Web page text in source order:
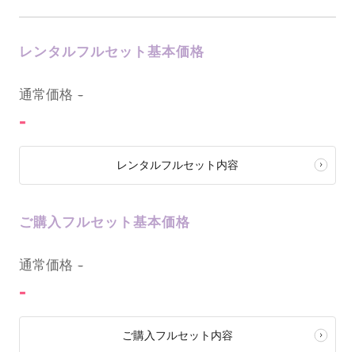
レンタルフルセット基本価格
通常価格 -
-
レンタルフルセット内容
ご購入フルセット基本価格
通常価格 -
-
ご購入フルセット内容